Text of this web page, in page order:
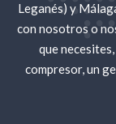
Leganés) y
con nosotros o
que
compresor, un